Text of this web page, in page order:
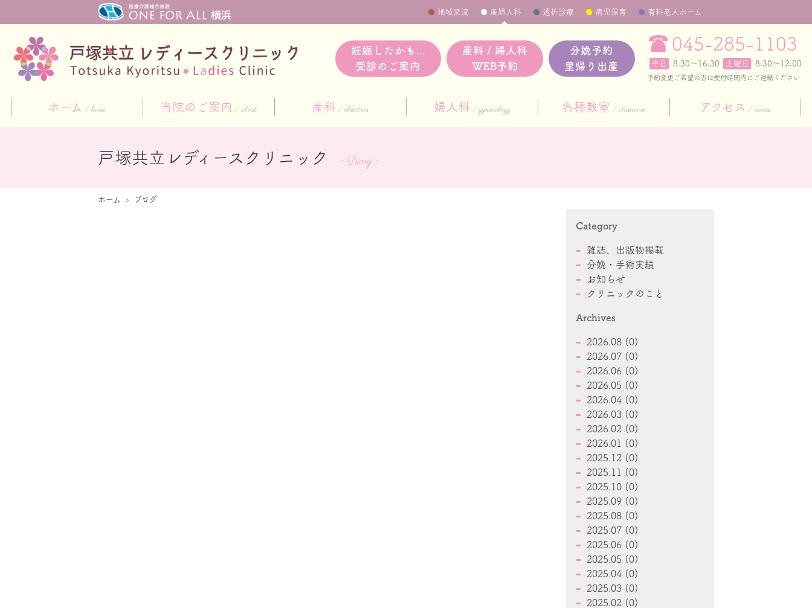
地域交流 産婦人科 透析診療 病児保育 有料老人ホーム
妊娠したかも...
受診のご案内
産科 / 婦人科
WEB予約
分娩予約
里帰り出産
045-285-1103
平日 8:30〜16:30 土曜日 8:30～12:00
予約変更ご希望の方は受付時間内にご連絡ください
ホーム home 当院のご案内 about 産科 obstetrics 婦人科 gynecology 各種教室 classroom アクセス access
戸塚共立レディースクリニック ~ Diary ~
ホーム ブログ
Category
雑誌、出版物掲載
分娩・手術実績
お知らせ
クリニックのこと
Archives
2026.08 (0)
2026.07 (0)
2026.06 (0)
2026.05 (0)
2026.04 (0)
2026.03 (0)
2026.02 (0)
2026.01 (0)
2025.12 (0)
2025.11 (0)
2025.10 (0)
2025.09 (0)
2025.08 (0)
2025.07 (0)
2025.06 (0)
2025.05 (0)
2025.04 (0)
2025.03 (0)
2025.02 (0)